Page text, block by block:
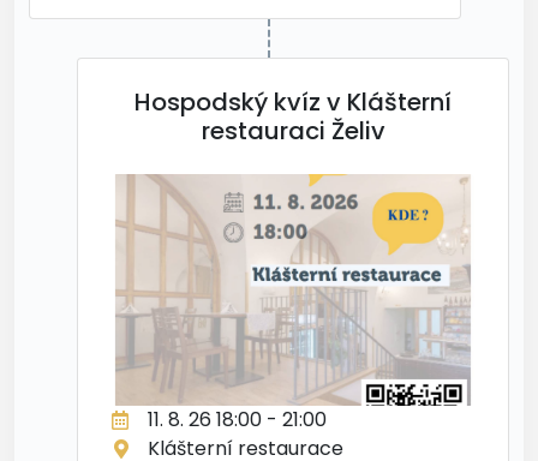
Hospodský kvíz v Klášterní
restauraci Želiv
11. 8. 26 18:00 - 21:00
Klášterní restaurace